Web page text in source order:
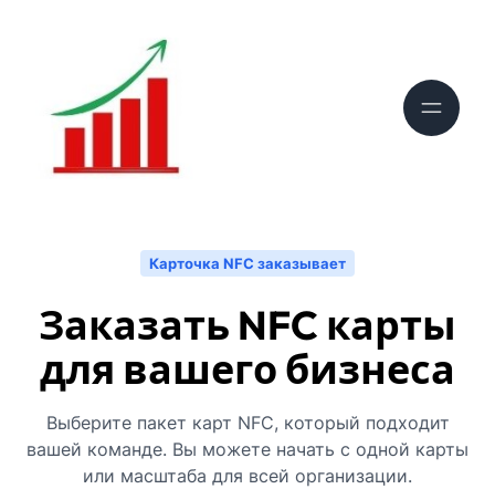
Карточка NFC заказывает
Заказать NFC карты
для вашего бизнеса
Выберите пакет карт NFC, который подходит
вашей команде. Вы можете начать с одной карты
или масштаба для всей организации.